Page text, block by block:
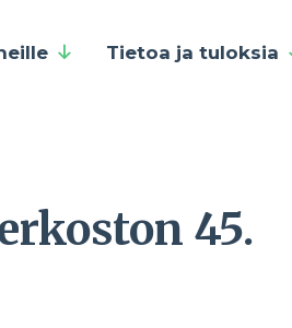
Tietoa ja tuloksia
45.